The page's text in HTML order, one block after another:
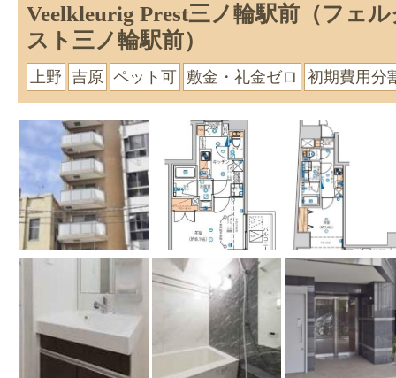
Veelkleurig Prest三ノ輪駅前（フェ
スト三ノ輪駅前）
上野 吉原 ペット可 敷金・礼金ゼロ 初期費用分